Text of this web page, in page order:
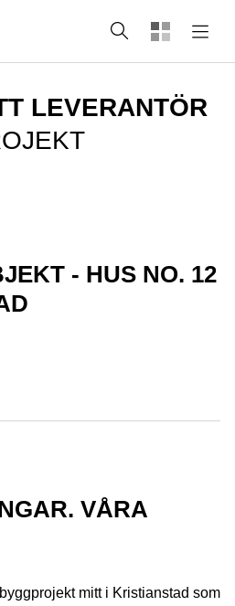
Sök
LEVERANTÖR
- HUS NO. 12
VÅRA
mitt i Kristianstad som